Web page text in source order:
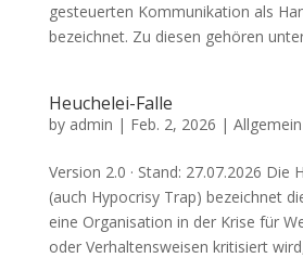
ge­steu­er­ten Kom­mu­ni­ka­ti­on als
bezeich­net. Zu die­sen gehö­ren
Heuchelei-Falle
by admin | Feb. 2, 2026 | Allgemein
Ver­si­on 2.0 · Stand: 27.07.2026 Die
(auch Hypo­cri­sy Trap) bezeich­net
eine Orga­ni­sa­ti­on in der Kri­se für
oder Ver­hal­tens­wei­sen kri­ti­siert